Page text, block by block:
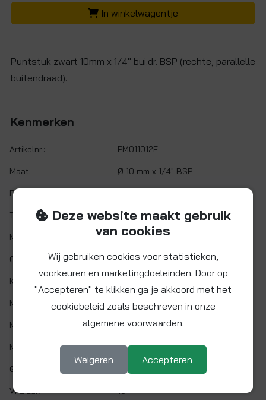
In winkelwagentje
Puntstuk zwart 10mm x 1/4" bui.dr. BSP (rechte, parallelle
buitendraad).
Kenmerken
Artikelnr.: PM011012E
Maat: Ø 10 mm x 1/4" BSP
Demontabel:
Twist&Lock: Nee
Materiaal: Acetalcopolymeer (POM)
O-ring: NITRIL (NBR)
Kleur:
Min. werktemp.: 1 °C
Max. werktemp.: 65 °C
Max. werkdruk: 10 bar bij 20°C
Gaskeur: Nee
VPE zak: 10
Deze website maakt gebruik
van cookies
Wij gebruiken cookies voor statistieken,
voorkeuren en marketingdoeleinden. Door op
"Accepteren" te klikken ga je akkoord met het
cookiebeleid zoals beschreven in onze
algemene voorwaarden.
Weigeren Accepteren